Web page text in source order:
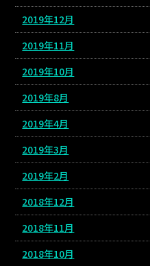
2019年12月
2019年11月
2019年10月
2019年8月
2019年4月
2019年3月
2019年2月
2018年12月
2018年11月
2018年10月